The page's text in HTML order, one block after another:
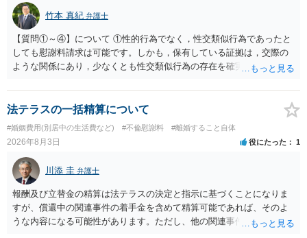
竹本 真紀 弁護士
【質問①～④】について ①性的行為でなく，性交類似行為であったと
しても慰謝料請求は可能です。しかも，保有している証拠は，交際の
ような関係にあり，少なくとも性交類似行為の存在を確実に証明でき
ことを窺わせるものです。）。ですから，慰謝料請求を進めることで
よいと思います。 ただ．慰謝料額については，婚姻破綻に至っていな
いとして，この点を考慮されることになるかもしれません。 ②夫との
今後のことを考えて書いてもらうか否かを検討するのがよいと思いま
す。今ある証拠以上のことを証明（証明力を強めることも含む）でき
るのであれば，前向きに検討を進めるという考え方でもよいでしょ
う。慰謝料請求としては証拠として使えることが前提であり，その価
値と夫との関係との均衡のように思います。 ③行政書士に委任をして
いるのであれば，どのような内容の委任なのか不明ですが，その行政
書士との協議になると思います。請求するか，訴訟にするか，その点
の見極めや，相手方は性交類似行為は認めているのか，それさえも否
法テラスの一括精算について
#婚姻費用(別居中の生活費など) #不倫慰謝料 #離婚すること自体
2026年8月3日 役にたった 1
川添 圭 弁護士
報酬及び立替金の精算は法テラスの決定と指示に基づくことになりま
すが、償還中の関連事件の着手金を含めて精算可能であれば、そのよ
うな内容になる可能性があります。ただし、他の関連事件でも相手方